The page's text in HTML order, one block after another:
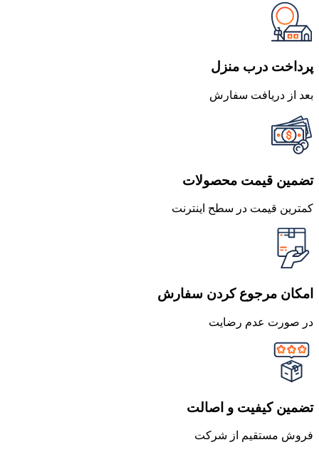
پرداخت درب منزل
بعد از دریافت سفارش
تضمین قیمت محصولات
کمترین قیمت در سطح اینترنت
امکان مرجوع کردن سفارش
در صورت عدم رضایت
تضمین کیفیت و اصالت
فروش مستقیم از شرکت